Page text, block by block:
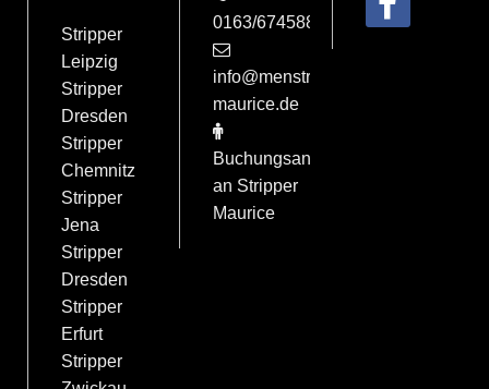
Stripper
Leipzig
Stripper
Dresden
Stripper
Chemnitz
Stripper
Jena
Stripper
Dresden
Stripper
Erfurt
Stripper
0163/6745884
info@menstrip-
maurice.de
Buchungsanfrage
an Stripper
Maurice